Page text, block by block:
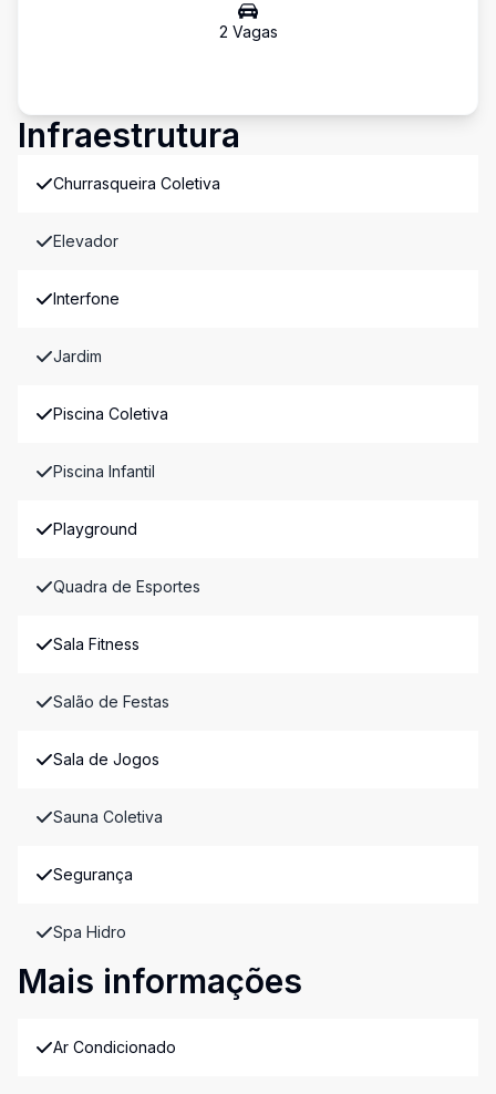
2 Vagas
Infraestrutura
Churrasqueira Coletiva
Elevador
Interfone
Jardim
Piscina Coletiva
Piscina Infantil
Playground
Quadra de Esportes
Sala Fitness
Salão de Festas
Sala de Jogos
Sauna Coletiva
Segurança
Spa Hidro
Mais informações
Ar Condicionado